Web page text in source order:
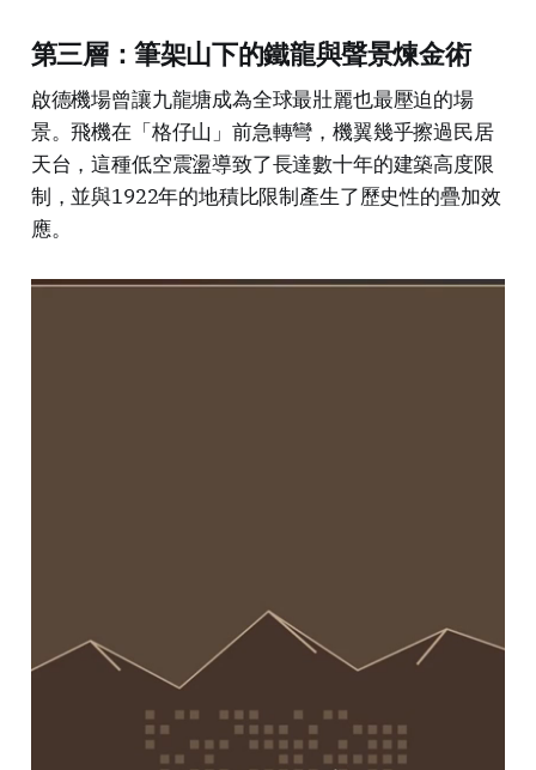
第三層：筆架山下的鐵龍與聲景煉金術
啟德機場曾讓九龍塘成為全球最壯麗也最壓迫的場
景。飛機在「格仔山」前急轉彎，機翼幾乎擦過民居
天台，這種低空震盪導致了長達數十年的建築高度限
制，並與1922年的地積比限制產生了歷史性的疊加效
應。